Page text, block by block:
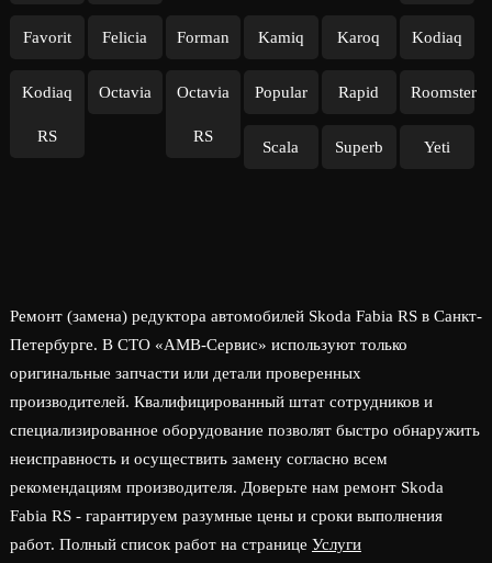
Favorit Felicia Forman Kamiq Karoq Kodiaq
Kodiaq
RS
Octavia Octavia
RS
Popular Rapid Roomster
Scala Superb Yeti
Ремонт (замена) редуктора автомобилей Skoda Fabia RS в Санкт-
Петербурге. В СТО «АМВ-Сервис» используют только
оригинальные запчасти или детали проверенных
производителей. Квалифицированный штат сотрудников и
специализированное оборудование позволят быстро обнаружить
неисправность и осуществить замену согласно всем
рекомендациям производителя. Доверьте нам ремонт Skoda
Fabia RS - гарантируем разумные цены и сроки выполнения
работ. Полный список работ на странице Услуги